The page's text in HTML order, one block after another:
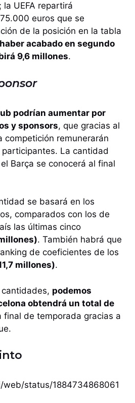
UEFA repartirá
euros que se
de la posición en la tabla
acabado en segundo
9,6 millones.
podrían aumentar por
y sponsors, que gracias al
competición remunerarán
La cantidad
Barça se conocerá al final
se basará en los
comparados con los de
las últimas cinco
. También habrá que
de coeficientes de los
millones).
podemos
obtendrá un total de
final de temporada gracias a
status/1884734868061